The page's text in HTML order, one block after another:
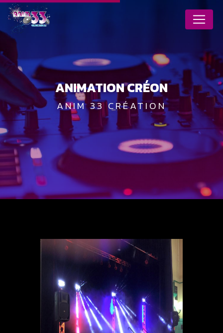
ANIMATION CRÉON
ANIM 33 CRÉATION
Panneau de gestion des cookies